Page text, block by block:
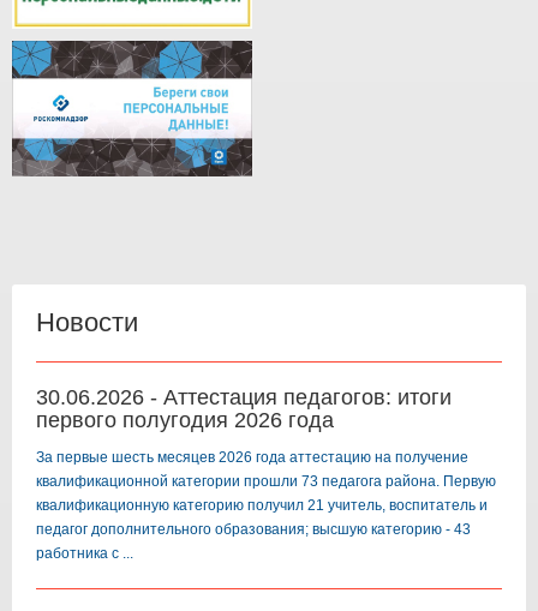
Новости
30.06.2026 - Аттестация педагогов: итоги
первого полугодия 2026 года
За первые шесть месяцев 2026 года аттестацию на получение
квалификационной категории прошли 73 педагога района. Первую
квалификационную категорию получил 21 учитель, воспитатель и
педагог дополнительного образования; высшую категорию - 43
работника с ...